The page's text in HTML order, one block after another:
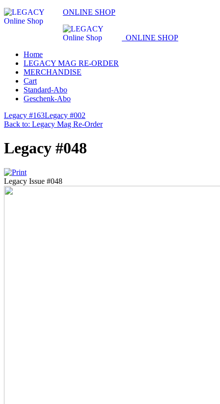
ONLINE SHOP
ONLINE SHOP
Home
LEGACY MAG RE-ORDER
MERCHANDISE
Cart
Standard-Abo
Geschenk-Abo
Legacy #163Legacy #002
Back to: Legacy Mag Re-Order
Legacy #048
Legacy Issue #048